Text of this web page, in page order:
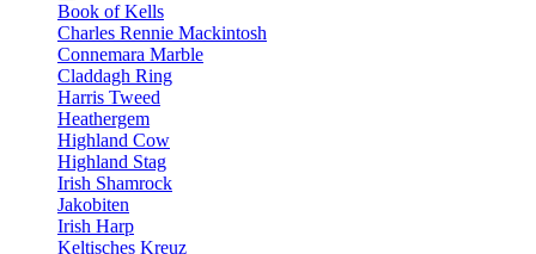
Book of Kells
Charles Rennie Mackintosh
Connemara Marble
Claddagh Ring
Harris Tweed
Heathergem
Highland Cow
Highland Stag
Irish Shamrock
Jakobiten
Irish Harp
Keltisches Kreuz